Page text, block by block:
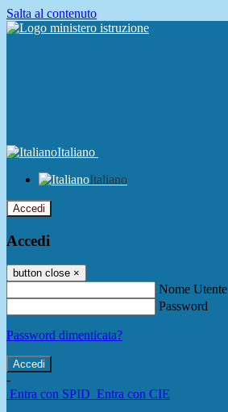
Salta al contenuto
Italiano
Italiano
Accedi
Accedi
button close ×
Nome Utente
Password
Password dimenticata?
-
Entra con SPID Entra con CIE